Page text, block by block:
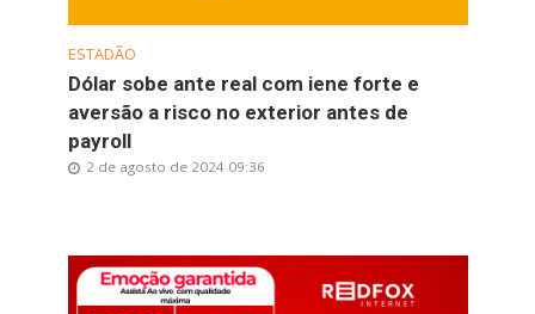
ESTADÃO
Dólar sobe ante real com iene forte e
aversão a risco no exterior antes de
payroll
2 de agosto de 2024 09:36